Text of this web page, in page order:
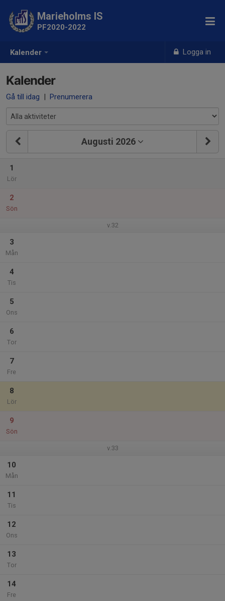
Kalender Logga in
Marieholms IS
PF2020-2022
Kalender
Gå till idag | Prenumerera
Augusti 2026
1
Lör
2
Sön
v.32
3
Mån
4
Tis
5
Ons
6
Tor
7
Fre
8
Lör
9
Sön
v.33
10
Mån
11
Tis
12
Ons
13
Tor
14
Fre